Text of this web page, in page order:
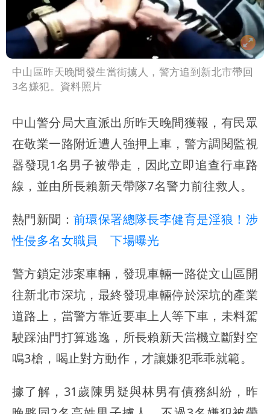
中山區昨天晚間發生當街擄人，警方追到新北市帶回
3名嫌犯。資料照片
中山警分局大直派出所昨天晚間獲報，有民眾
在敬業一路附近遭人強押上車，警方調閱監視
器發現1名男子被帶走，因此立即追查行車路
線，並由所長賴新天帶隊7名警力前往救人。
熱門新聞： 前環保署總隊長李健育是淫狼！涉
性侵多名女職員 下場曝光
警方鎖定涉案車輛，發現車輛一路從文山區開
往新北市深坑，最終發現車輛停於深坑的產業
道路上，當警方靠近要車上人等下車，未料駕
駛踩油門打算逃逸，所長賴新天當機立斷對空
鳴3槍，喝止對方動作，才讓嫌犯乖乖就範。
據了解，31歲陳男疑與林男有債務糾紛，昨